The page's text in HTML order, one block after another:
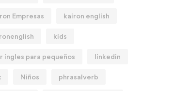
Empresas kairon english
kids
ingles para pequeños linkedin
Niños phrasalverb